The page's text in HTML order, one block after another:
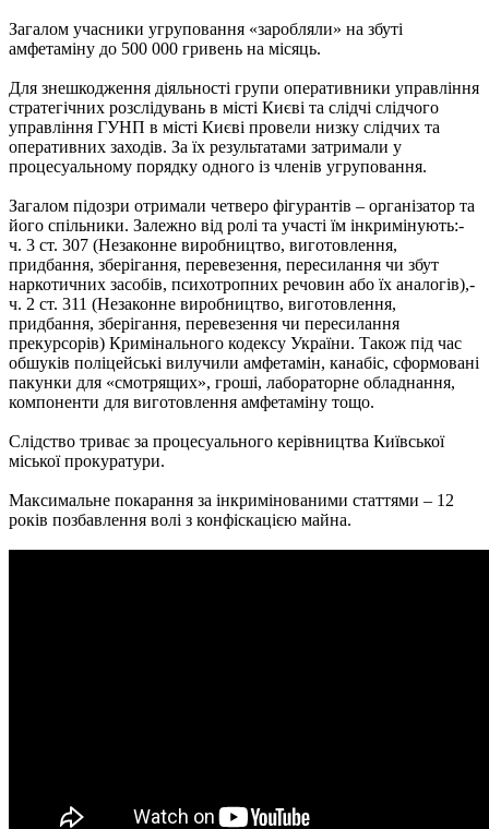
Загалом учасники угруповання «заробляли» на збуті
амфетаміну до 500 000 гривень на місяць.
Для знешкодження діяльності групи оперативники управління
стратегічних розслідувань в місті Києві та слідчі слідчого
управління ГУНП в місті Києві провели низку слідчих та
оперативних заходів. За їх результатами затримали у
процесуальному порядку одного із членів угруповання.
Загалом підозри отримали четверо фігурантів – організатор та
його спільники. Залежно від ролі та участі їм інкримінують:-
ч. 3 ст. 307 (Незаконне виробництво, виготовлення,
придбання, зберігання, перевезення, пересилання чи збут
наркотичних засобів, психотропних речовин або їх аналогів),-
ч. 2 ст. 311 (Незаконне виробництво, виготовлення,
придбання, зберігання, перевезення чи пересилання
прекурсорів) Кримінального кодексу України. Також під час
обшуків поліцейські вилучили амфетамін, канабіс, сформовані
пакунки для «смотрящих», гроші, лабораторне обладнання,
компоненти для виготовлення амфетаміну тощо.
Слідство триває за процесуального керівництва Київської
міської прокуратури.
Максимальне покарання за інкримінованими статтями – 12
років позбавлення волі з конфіскацією майна.